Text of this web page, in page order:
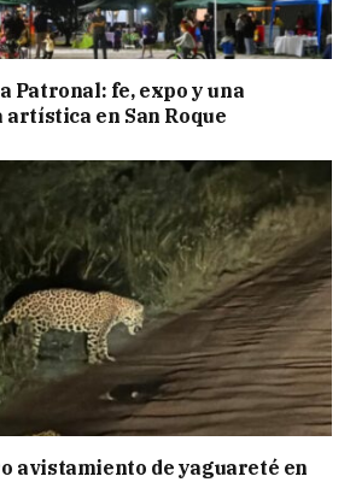
Patronal: fe, expo y una
en San Roque
avistamiento de yaguareté en